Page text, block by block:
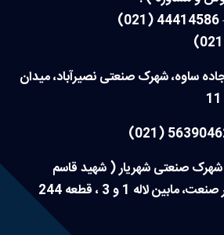
تهران، جاده ساوه، شهرک صنعتی نصیرآباد، میدان
شهریار، شهرک صنعتی شهریار ( شهید قاسم
لاله 1 و 3 ، قطعه 244